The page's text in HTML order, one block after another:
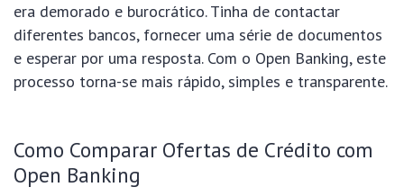
era demorado e burocrático. Tinha de contactar
diferentes bancos, fornecer uma série de documentos
e esperar por uma resposta. Com o Open Banking, este
processo torna-se mais rápido, simples e transparente.
Como Comparar Ofertas de Crédito com
Open Banking